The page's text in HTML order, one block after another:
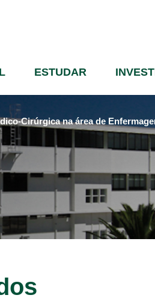
principalESTUDAR
Cirúrgica na área de